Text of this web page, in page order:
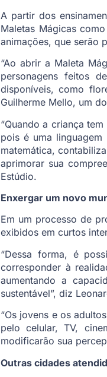
A partir dos
Maletas Mágicas
animações, que serão
“Ao abrir a Maleta
personagens feitos
disponíveis, como
Guilherme Mello, um
“Quando a criança
pois é uma
matemática,
aprimorar sua
Estúdio.
Enxergar um novo
Em um processo de
exibidos em curtos
“Dessa forma, é
corresponder à
aumentando a
sustentável”, diz
“Os jovens e os
pelo celular, TV,
modificarão sua
Outras cidades